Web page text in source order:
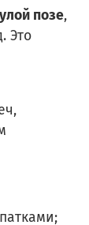
позе,
Это